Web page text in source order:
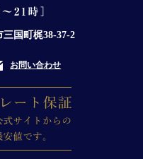
三国町梶38-37-2
お問い合わせ